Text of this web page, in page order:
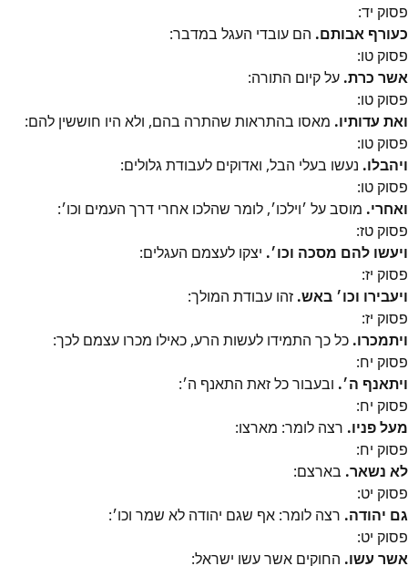
פסוק יד:
כעורף אבותם. הם עובדי העגל במדבר:
פסוק טו:
אשר כרת. על קיום התורה:
פסוק טו:
ואת עדותיו. מאסו בהתראות שהתרה בהם, ולא היו חוששין להם:
פסוק טו:
ויהבלו. נעשו בעלי הבל, ואדוקים לעבודת גלולים:
פסוק טו:
ואחרי. מוסב על ׳וילכו׳, לומר שהלכו אחרי דרך העמים וכו׳:
פסוק טז:
ויעשו להם מסכה וכו׳. יצקו לעצמם העגלים:
פסוק יז:
ויעבירו וכו׳ באש. זהו עבודת המולך:
פסוק יז:
ויתמכרו. כל כך התמידו לעשות הרע, כאילו מכרו עצמם לכך:
פסוק יח:
ויתאנף ה׳. ובעבור כל זאת התאנף ה׳:
פסוק יח:
מעל פניו. רצה לומר: מארצו:
פסוק יח:
לא נשאר. בארצם:
פסוק יט:
גם יהודה. רצה לומר: אף שגם יהודה לא שמר וכו׳:
פסוק יט:
אשר עשו. החוקים אשר עשו ישראל: